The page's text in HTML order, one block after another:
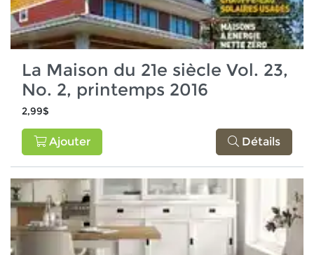
La Maison du 21e siècle Vol. 23,
No. 2, printemps 2016
2,99$
Ajouter Détails